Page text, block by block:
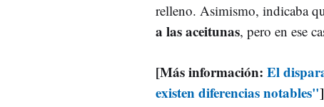
relleno. Asimismo, indicaba
a las aceitunas, pero en ese
[Más información: El
existen diferencias notables"]